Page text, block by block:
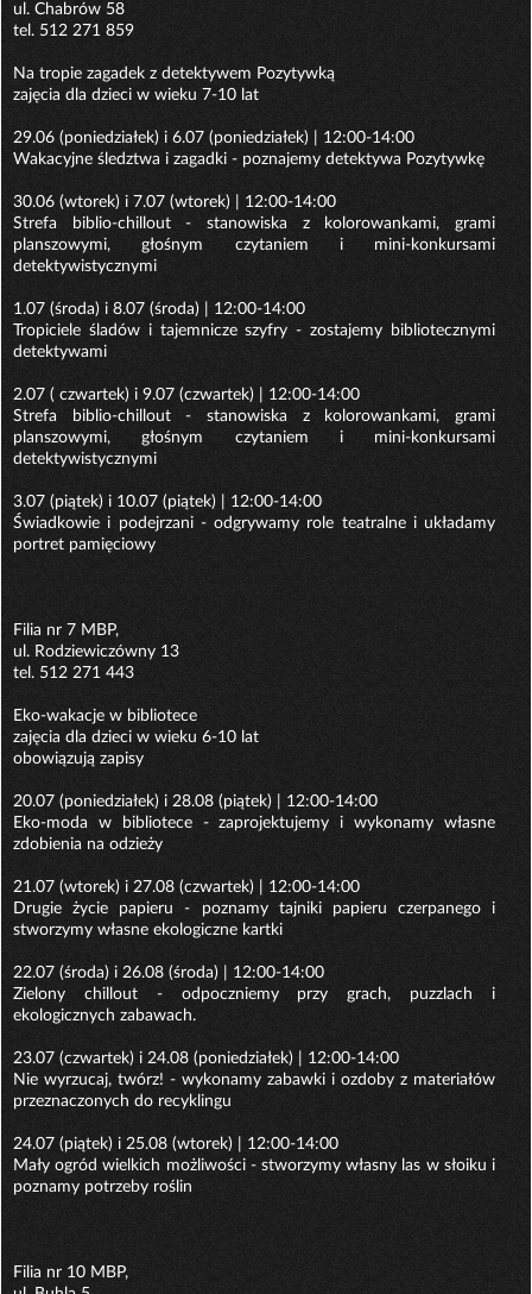
ul. Chabrów 58
tel. 512 271 859
Na tropie zagadek z detektywem Pozytywką
zajęcia dla dzieci w wieku 7-10 lat
29.06 (poniedziałek) i 6.07 (poniedziałek) | 12:00-14:00
Wakacyjne śledztwa i zagadki - poznajemy detektywa Pozytywkę
30.06 (wtorek) i 7.07 (wtorek) | 12:00-14:00
Strefa biblio-chillout - stanowiska z kolorowankami, grami
planszowymi, głośnym czytaniem i mini-konkursami
detektywistycznymi
1.07 (środa) i 8.07 (środa) | 12:00-14:00
Tropiciele śladów i tajemnicze szyfry - zostajemy bibliotecznymi
detektywami
2.07 ( czwartek) i 9.07 (czwartek) | 12:00-14:00
Strefa biblio-chillout - stanowiska z kolorowankami, grami
planszowymi, głośnym czytaniem i mini-konkursami
detektywistycznymi
3.07 (piątek) i 10.07 (piątek) | 12:00-14:00
Świadkowie i podejrzani - odgrywamy role teatralne i układamy
portret pamięciowy
Filia nr 7 MBP,
ul. Rodziewiczówny 13
tel. 512 271 443
Eko-wakacje w bibliotece
zajęcia dla dzieci w wieku 6-10 lat
obowiązują zapisy
20.07 (poniedziałek) i 28.08 (piątek) | 12:00-14:00
Eko-moda w bibliotece - zaprojektujemy i wykonamy własne
zdobienia na odzieży
21.07 (wtorek) i 27.08 (czwartek) | 12:00-14:00
Drugie życie papieru - poznamy tajniki papieru czerpanego i
stworzymy własne ekologiczne kartki
22.07 (środa) i 26.08 (środa) | 12:00-14:00
Zielony chillout - odpoczniemy przy grach, puzzlach i
ekologicznych zabawach.
23.07 (czwartek) i 24.08 (poniedziałek) | 12:00-14:00
Nie wyrzucaj, twórz! - wykonamy zabawki i ozdoby z materiałów
przeznaczonych do recyklingu
24.07 (piątek) i 25.08 (wtorek) | 12:00-14:00
Mały ogród wielkich możliwości - stworzymy własny las w słoiku i
poznamy potrzeby roślin
Filia nr 10 MBP,